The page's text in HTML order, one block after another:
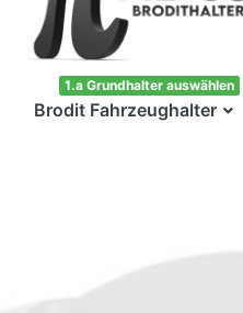
Brodit Fahrzeughalter
1.a Grundhalter auswählen